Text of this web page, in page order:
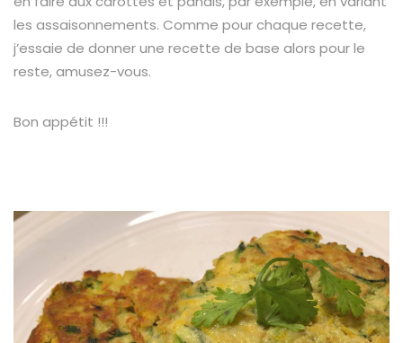
les assaisonnements. Comme pour chaque recette,
j’essaie de donner une recette de base alors pour le
reste, amusez-vous.
Bon appétit !!!